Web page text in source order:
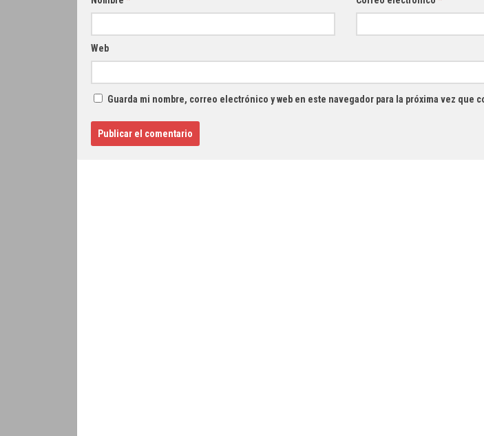
Web
Guarda mi nombre, correo electrónico y web en este navegador para la próxima vez que